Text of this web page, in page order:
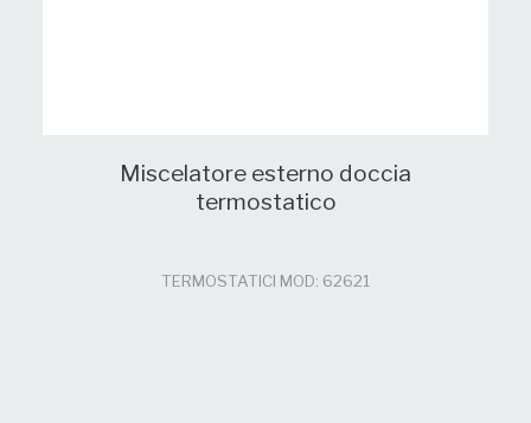
Miscelatore esterno doccia
termostatico
TERMOSTATICI MOD: 62621